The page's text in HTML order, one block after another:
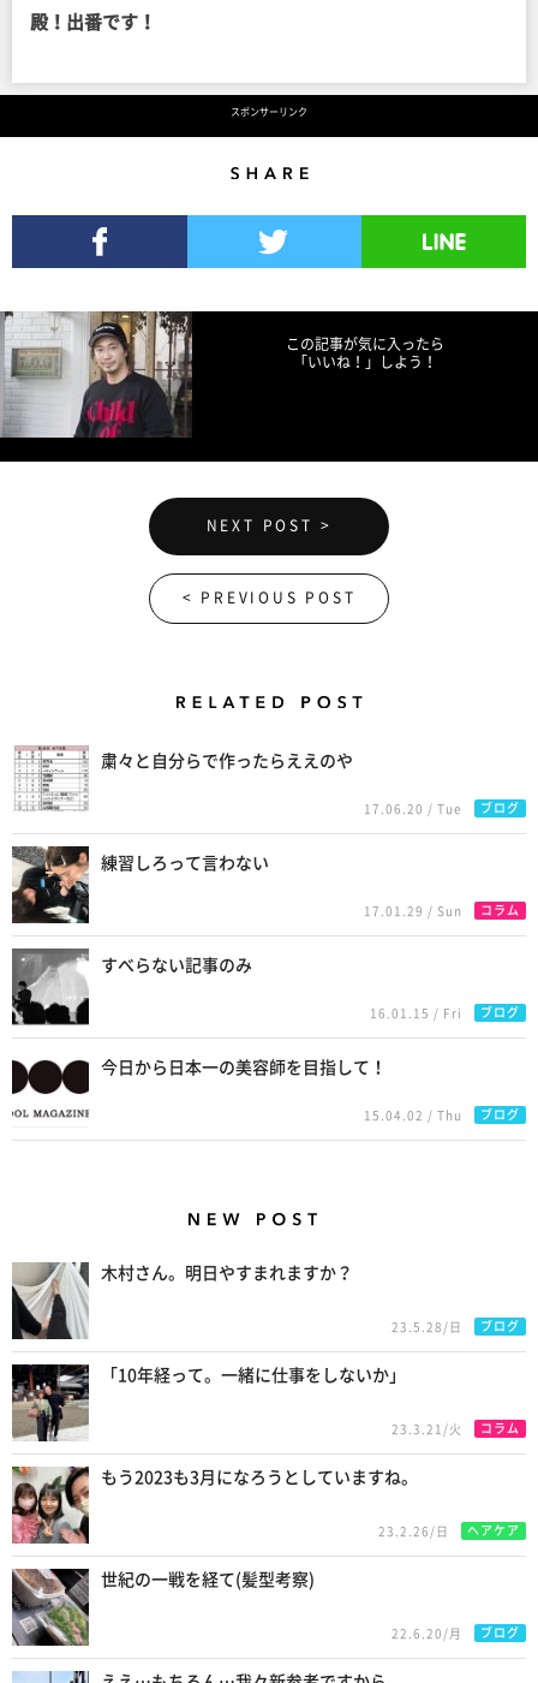
殿！出番です！
スポンサーリンク
この記事が気に入ったら
「いいね！」しよう！
NEXT POST >
< PREVIOUS POST
粛々と自分らで作ったらええのや
17.06.20 / Tue ブログ
練習しろって言わない
17.01.29 / Sun コラム
すべらない記事のみ
16.01.15 / Fri ブログ
今日から日本一の美容師を目指して！
15.04.02 / Thu ブログ
木村さん。明日やすまれますか？
23.5.28/日 ブログ
「10年経って。一緒に仕事をしないか」
23.3.21/火 コラム
もう2023も3月になろうとしていますね。
23.2.26/日 ヘアケア
世紀の一戦を経て(髪型考察)
22.6.20/月 ブログ